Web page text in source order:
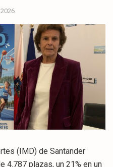
(IMD) de Santander
4.787 plazas, un 21% en un